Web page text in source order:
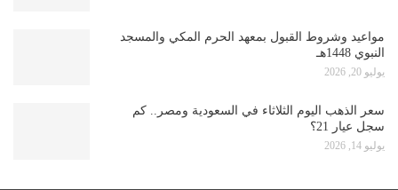
مواعيد وشروط القبول بمعهد الحرم المكي والمسجد
النبوي 1448هـ
يوليو 20, 2026
سعر الذهب اليوم الثلاثاء في السعودية ومصر.. كم
سجل عيار 21؟
يوليو 14, 2026